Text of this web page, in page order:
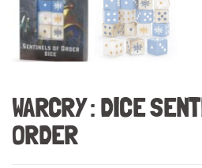
WARCRY : DICE
ORDER